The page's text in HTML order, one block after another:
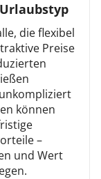
die flexibel
Preise
können
–
und Wert